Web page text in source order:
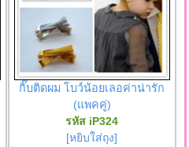
กิ๊บติดผม โบว์น้อยเลอค่าน่ารัก
(แพคคู่)
รหัส iP324
[หยิบใส่ถุง]